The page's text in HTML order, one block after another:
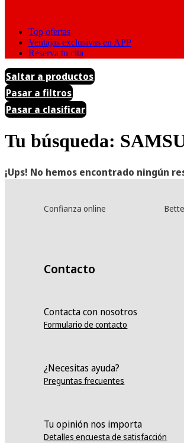
Top ofertas
Ventajas exclusivas en APP
Reserva tu cita
Saltar a productos
Pasar a filtros
Pasar a clasificar
Tu búsqueda:
¡Ups! No hemos encontrado ningún
Confianza online
Contacto
Contacta con nosotros
Formulario de contacto
¿Necesitas ayuda?
Preguntas frecuentes
Tu opinión nos importa
Detalles encuesta de satisfacción